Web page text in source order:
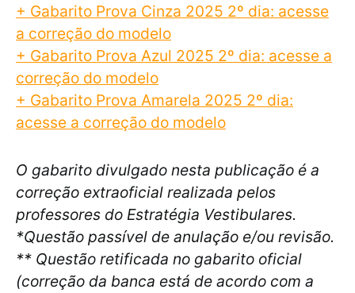
+ Gabarito Prova Cinza 2025 2º dia: acesse
a correção do modelo
+ Gabarito Prova Azul 2025 2º dia: acesse a
correção do modelo
+ Gabarito Prova Amarela 2025 2º dia:
acesse a correção do modelo
O gabarito divulgado nesta publicação é a
correção extraoficial realizada pelos
professores do Estratégia Vestibulares.
*Questão passível de anulação e/ou revisão.
** Questão retificada no gabarito oficial
(correção da banca está de acordo com a